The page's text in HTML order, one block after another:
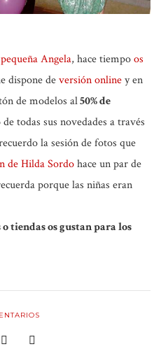
Angela, hace tiempoos
dispone deversión onliney en
de modelos al50% de
todas sus novedades a través
la sesión de fotos que
de Hilda Sordohace un par de
porque las niñas eran
tiendas os gustan para los